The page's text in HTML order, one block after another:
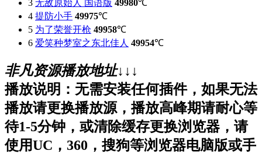
3 无敌原始人 国语版 49980℃
4 提防小手 49975℃
5 为了荣誉开枪 49958℃
6 爱笑种梦室之东北佳人 49954℃
非凡资源播放地址↓↓↓
播放说明：无需安装任何插件，如果无法
播放请更换播放源，播放高峰期请耐心等
待1-5分钟，或清除缓存更换浏览器，请
使用UC，360，搜狗等浏览器电脑版或手